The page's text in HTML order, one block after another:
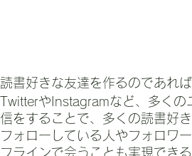
読書好きな友達を作るのであれば
TwitterやInstagramなど、多く
信をすることで、多くの読書好
フォローしている人やフォロワ
フラインで会うことも実現できる